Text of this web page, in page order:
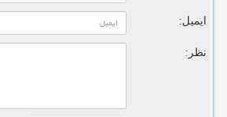
ایمیل:
نظر: